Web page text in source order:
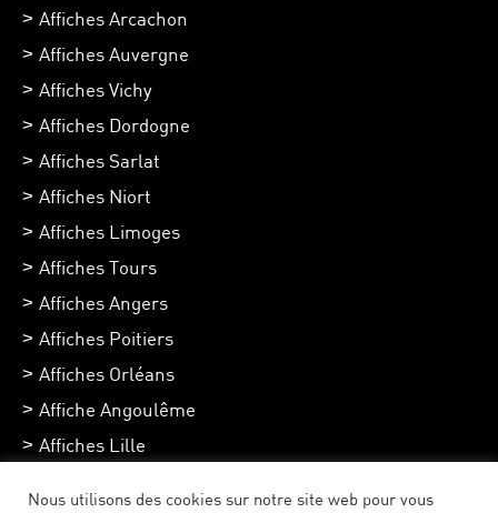
Affiches Arcachon
Affiches Auvergne
Affiches Vichy
Affiches Dordogne
Affiches Sarlat
Affiches Niort
Affiches Limoges
Affiches Tours
Affiches Angers
Affiches Poitiers
Affiches Orléans
Affiche Angoulême
Affiches Lille
Nous utilisons des cookies sur notre site web pour vous